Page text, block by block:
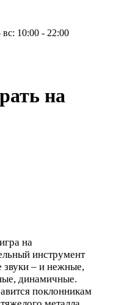
10:00 - 22:00
на
на
инструмент
звуки – и нежные,
динамичные.
поклонникам